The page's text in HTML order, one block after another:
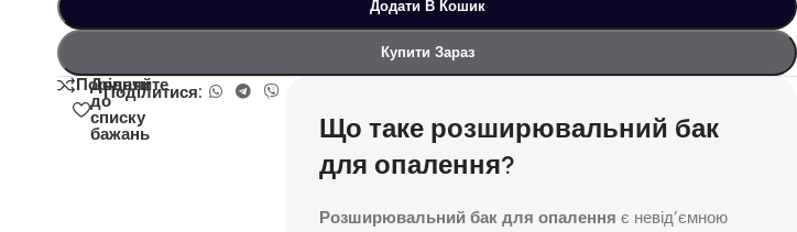
Додати В Кошик
Купити Зараз
Порівняйте
Додати
до
списку
бажань
Поділитися:
Що таке розширювальний бак
для опалення?
Розширювальний бак для опалення є невід’ємною